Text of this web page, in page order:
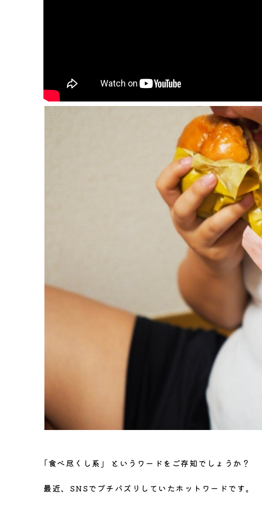
｢食べ尽くし系｣ というワードをご存知でしょうか？
最近、SNSでプチバズりしていたホットワードです。